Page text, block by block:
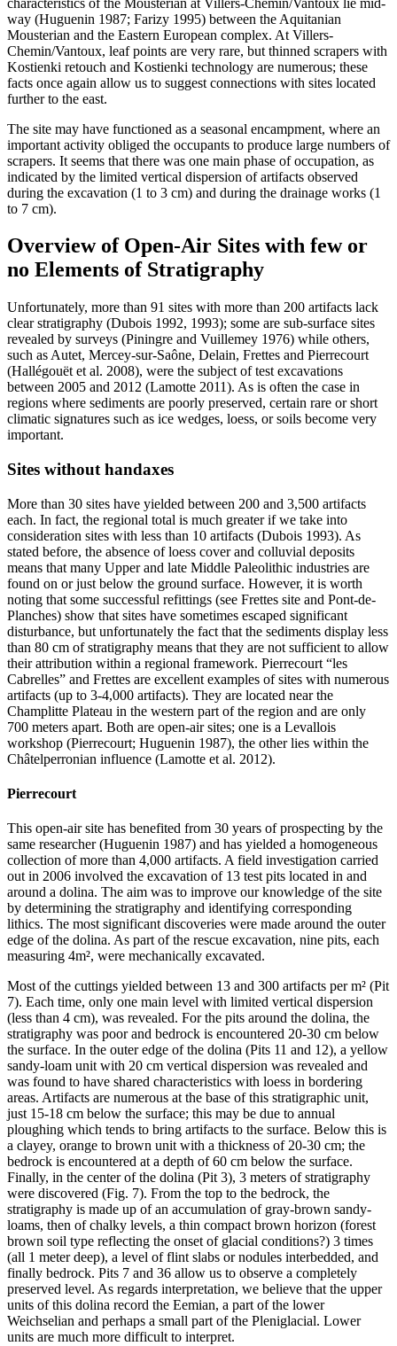
way (Huguenin 1987; Farizy 1995) between the Aquitanian
Mousterian and the Eastern European complex. At Villers-
Chemin/Vantoux, leaf points are very rare, but thinned scrapers with
Kostienki retouch and Kostienki technology are numerous; these
facts once again allow us to suggest connections with sites located
further to the east.
The site may have functioned as a seasonal encampment, where an
important activity obliged the occupants to produce large numbers of
scrapers. It seems that there was one main phase of occupation, as
indicated by the limited vertical dispersion of artifacts observed
during the excavation (1 to 3 cm) and during the drainage works (1
to 7 cm).
Overview of Open-Air Sites with few or
no Elements of Stratigraphy
Unfortunately, more than 91 sites with more than 200 artifacts lack
clear stratigraphy (Dubois 1992, 1993); some are sub-surface sites
revealed by surveys (Piningre and Vuillemey 1976) while others,
such as Autet, Mercey-sur-Saône, Delain, Frettes and Pierrecourt
(Hallégouët et al. 2008), were the subject of test excavations
between 2005 and 2012 (Lamotte 2011). As is often the case in
regions where sediments are poorly preserved, certain rare or short
climatic signatures such as ice wedges, loess, or soils become very
important.
Sites without handaxes
More than 30 sites have yielded between 200 and 3,500 artifacts
each. In fact, the regional total is much greater if we take into
consideration sites with less than 10 artifacts (Dubois 1993). As
stated before, the absence of loess cover and colluvial deposits
means that many Upper and late Middle Paleolithic industries are
found on or just below the ground surface. However, it is worth
noting that some successful refittings (see Frettes site and Pont-de-
Planches) show that sites have sometimes escaped significant
disturbance, but unfortunately the fact that the sediments display less
than 80 cm of stratigraphy means that they are not sufficient to allow
their attribution within a regional framework. Pierrecourt “les
Cabrelles” and Frettes are excellent examples of sites with numerous
artifacts (up to 3-4,000 artifacts). They are located near the
Champlitte Plateau in the western part of the region and are only
700 meters apart. Both are open-air sites; one is a Levallois
workshop (Pierrecourt; Huguenin 1987), the other lies within the
Châtelperronian influence (Lamotte et al. 2012).
Pierrecourt
This open-air site has benefited from 30 years of prospecting by the
same researcher (Huguenin 1987) and has yielded a homogeneous
collection of more than 4,000 artifacts. A field investigation carried
out in 2006 involved the excavation of 13 test pits located in and
around a dolina. The aim was to improve our knowledge of the site
by determining the stratigraphy and identifying corresponding
lithics. The most significant discoveries were made around the outer
edge of the dolina. As part of the rescue excavation, nine pits, each
measuring 4m², were mechanically excavated.
Most of the cuttings yielded between 13 and 300 artifacts per m² (Pit
7). Each time, only one main level with limited vertical dispersion
(less than 4 cm), was revealed. For the pits around the dolina, the
stratigraphy was poor and bedrock is encountered 20-30 cm below
the surface. In the outer edge of the dolina (Pits 11 and 12), a yellow
sandy-loam unit with 20 cm vertical dispersion was revealed and
was found to have shared characteristics with loess in bordering
areas. Artifacts are numerous at the base of this stratigraphic unit,
just 15-18 cm below the surface; this may be due to annual
ploughing which tends to bring artifacts to the surface. Below this is
a clayey, orange to brown unit with a thickness of 20-30 cm; the
bedrock is encountered at a depth of 60 cm below the surface.
Finally, in the center of the dolina (Pit 3), 3 meters of stratigraphy
were discovered (Fig. 7). From the top to the bedrock, the
stratigraphy is made up of an accumulation of gray-brown sandy-
loams, then of chalky levels, a thin compact brown horizon (forest
brown soil type reflecting the onset of glacial conditions?) 3 times
(all 1 meter deep), a level of flint slabs or nodules interbedded, and
finally bedrock. Pits 7 and 36 allow us to observe a completely
preserved level. As regards interpretation, we believe that the upper
units of this dolina record the Eemian, a part of the lower
Weichselian and perhaps a small part of the Pleniglacial. Lower
units are much more difficult to interpret.